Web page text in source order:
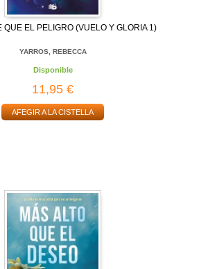
QUE EL PELIGRO (VUELO Y GLORIA 1)
YARROS, REBECCA
Disponible
11,95 €
AFEGIR A LA CISTELLA